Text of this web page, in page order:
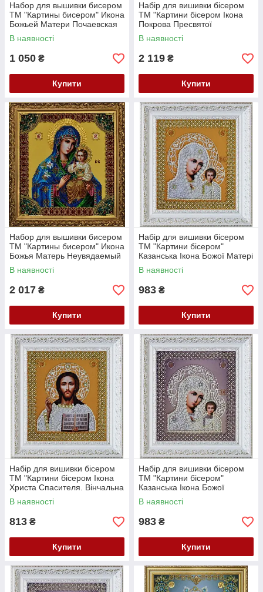
Набор для вышивки бисером
ТМ "Картины бисером" Икона
Божьей Матери Почаевская
Р-187
В наявності
1 050 ₴
Купити
Набір для вишивки бісером
ТМ "Картини бісером Ікона
Покрова Пресвятої
Богородиці Р-201
В наявності
2 119 ₴
Купити
Набор для вышивки бисером
ТМ "Картины бисером" Икона
Божья Матерь Неувядаемый
цвет Р-203
В наявності
2 017 ₴
Купити
Набір для вишивки бісером
ТМ "Картини бісером"
Казанська Ікона Божої Матері
(золото) Р-206
В наявності
983 ₴
Купити
Набір для вишивки бісером
ТМ "Картини бісером Ікона
Христа Спасителя. Вінчальна
пара (золото) Р-207
В наявності
813 ₴
Купити
Набір для вишивки бісером
ТМ "Картини бісером"
Казанська Ікона Божої
Матері. Вінчальна пара
Р-208
В наявності
983 ₴
Купити